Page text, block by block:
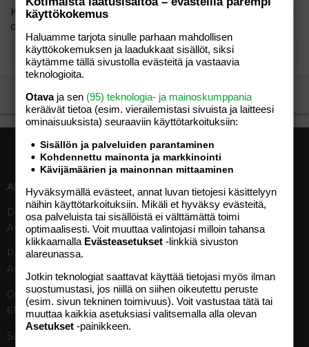
Kuinka monta sanaa on lauseessa: "Kuinka paljon kello
on?"
Ilmoita asiaton viesti
ASIAKASPALVELU
Digipalvelut (09) 156 6227
Avoinna ma–pe 8–19
Painettu lehti (09) 156 665
Avoinna ma–pe 8–19
Otavamedian vaihde (09) 156
61
Sähköposti (digi)
MEDIATIEDOT
Tekniset tiedot, aikataulut ja
ilmoitushinnat
Tietoa verkon kävijöistä
Avoimuusraportti
Käyttöehdot
TUOTTEET
käyttökokemus
Haluamme tarjota sinulle parhaan mahdollisen
käyttökokemuksen ja laadukkaat sisällöt, siksi
käytämme tällä sivustolla evästeitä ja vastaavia
teknologioita.
Otavaja sen (95) teknologia- ja mainoskumppania
keräävät tietoa (esim. vierailemis­tasi sivuista ja laitteesi
ominaisuuk­sista) seuraaviin käyttötarkoituksiin:
Sisällön ja palveluiden parantaminen
Kohdennettu mainonta ja markkinointi
Kävijämäärien ja mainonnan mittaaminen
Hyväksymällä evästeet, annat luvan tietojesi käsittelyyn
näihin käyttötarkoituksiin. Mikäli et hyväksy evästeitä,
osa palveluista tai sisällöistä ei välttämättä toimi
optimaalisesti. Voit muuttaa valintojasi milloin tahansa
klikkaamalla Evästeasetukset -linkkiä sivuston
alareunassa.
Jotkin teknologiat saattavat käyttää tietojasi myös ilman
suostumustasi, jos niillä on siihen oikeutettu peruste
(esim. sivun tekninen toimivuus). Voit vastustaa tätä tai
muuttaa kaikkia asetuksiasi valitsemalla alla olevan
Asetukset -painikkeen.